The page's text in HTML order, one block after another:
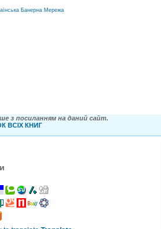
Банерна Мережа
з посиланням на даний сайт.
ВСІХ КНИГ